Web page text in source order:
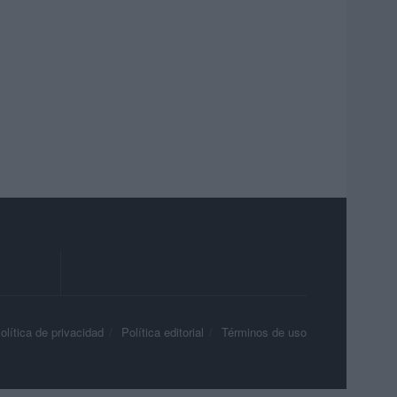
de privacidad Política editorial Términos de uso